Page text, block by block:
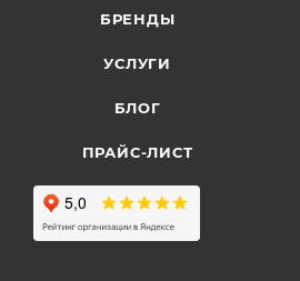
БРЕНДЫ
УСЛУГИ
БЛОГ
ПРАЙС-ЛИСТ